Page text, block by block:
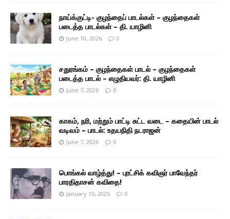
நாய்க்குட்டி- குழந்தைப் பாடல்கள் – குழந்தைகள்
படைத்த பாடல்கள் – தி. யாழினி
June 10, 2026 0
சதுரங்கம் – குழந்தைகள் பாடல் – குழந்தைகள்
படைத்த பாடல் – எழுதியவர்: தி. யாழினி
June 7, 2026 0
காகம், நரி, மற்றும் பாட்டி சுட்ட வடை – கதையின் பாடல்
வடிவம் – பாடல்: உதயநிதி நடராஜன்
June 7, 2026 0
பொங்கல் வாழ்த்து! – புரட்சிக் கவிஞர் பாவேந்தர்
பாரதிதாசன் கவிதை!
January 15, 2026 0